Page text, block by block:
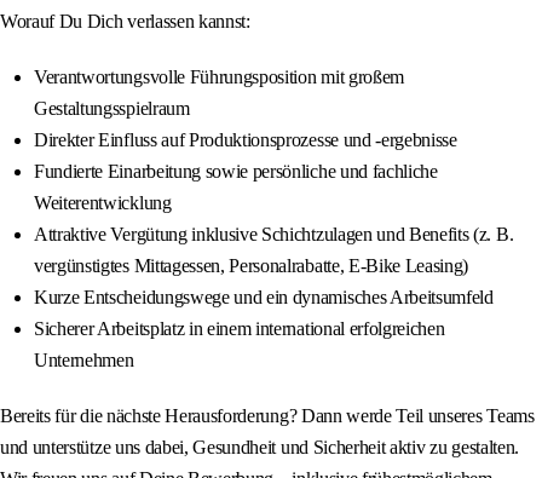
Worauf Du Dich verlassen kannst:
Verantwortungsvolle Führungsposition mit großem
Gestaltungsspielraum
Direkter Einfluss auf Produktionsprozesse und -ergebnisse
Fundierte Einarbeitung sowie persönliche und fachliche
Weiterentwicklung
Attraktive Vergütung inklusive Schichtzulagen und Benefits (z. B.
vergünstigtes Mittagessen, Personalrabatte, E-Bike Leasing)
Kurze Entscheidungswege und ein dynamisches Arbeitsumfeld
Sicherer Arbeitsplatz in einem international erfolgreichen
Unternehmen
Bereits für die nächste Herausforderung? Dann werde Teil unseres Teams
und unterstütze uns dabei, Gesundheit und Sicherheit aktiv zu gestalten.